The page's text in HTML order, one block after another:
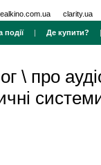
clarity.ua
події| Де купити?
\ про